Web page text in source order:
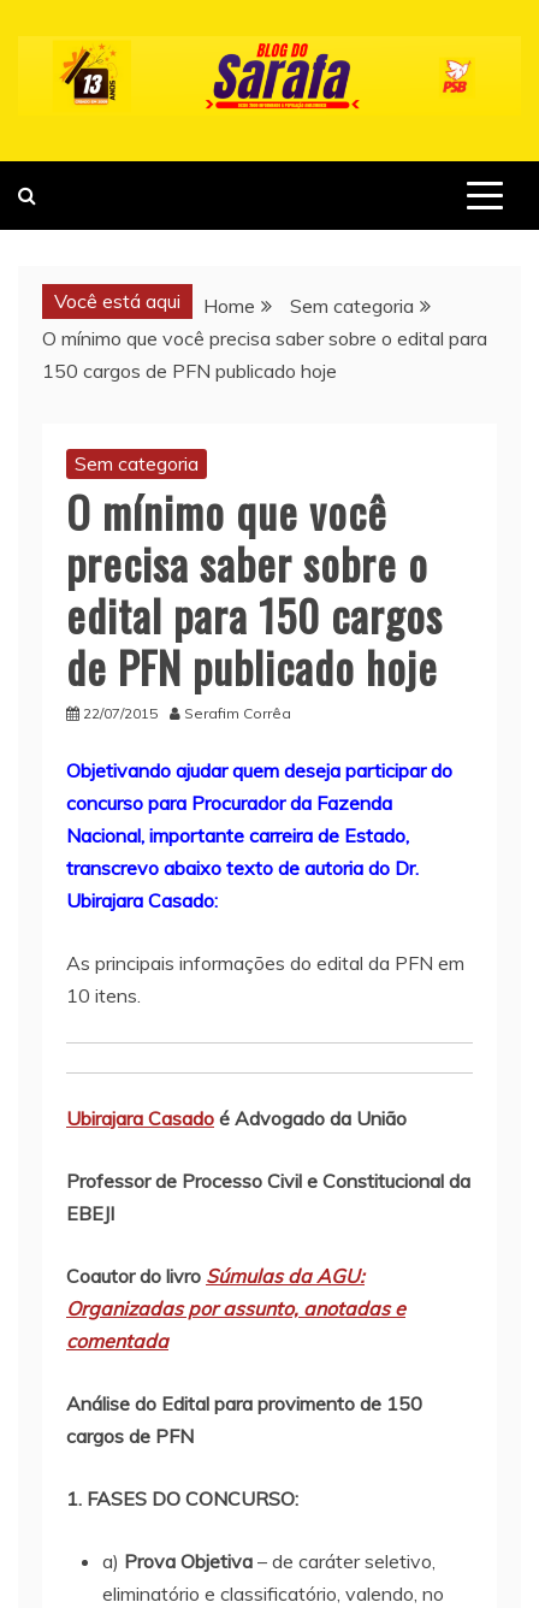
content
Você está aqui Home
Sem categoria
O mínimo que você precisa saber sobre o edital para
150 cargos de PFN publicado hoje
Sem categoria
O mínimo que você
precisa saber sobre o
edital para 150 cargos
de PFN publicado hoje
22/07/2015 Serafim Corrêa
Objetivando ajudar quem deseja participar do
concurso para Procurador da Fazenda
Nacional, importante carreira de Estado,
transcrevo abaixo texto de autoria do Dr.
Ubirajara Casado:
As principais informações do edital da PFN em
10 itens.
Ubirajara Casado é Advogado da União
Professor de Processo Civil e Constitucional da
EBEJI
Coautor do livro Súmulas da AGU:
Organizadas por assunto, anotadas e
comentada
Análise do Edital para provimento de 150
cargos de PFN
1. FASES DO CONCURSO:
a) Prova Objetiva – de caráter seletivo,
eliminatório e classificatório, valendo, no